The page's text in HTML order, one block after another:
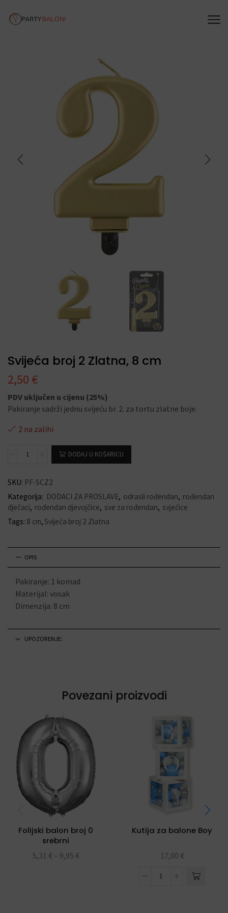
Svijeća broj 2 Zlatna, 8 cm
2,50 €
PDV uključen u cijenu (25%)
Pakiranje sadrži jednu svijeću br. 2. za tortu zlatne boje.
2 na zalihi
DODAJ U KOŠARICU
SKU: PF-SCZ2
Kategorija: DODACI ZA PROSLAVE, odrasli rođendan, rođendan
dječaci, rođendan djevojčice, sve za rođendan, svjećice
Tags: 8 cm,Svijeća broj 2 Zlatna
OPIS
Pakiranje: 1 komad
Materijal: vosak
Dimenzija: 8 cm
UPOZORENJE:
Povezani proizvodi
Folijski balon broj 0
srebrni
5,31 € – 9,95 €
Kutija za balone Boy
17,00 €